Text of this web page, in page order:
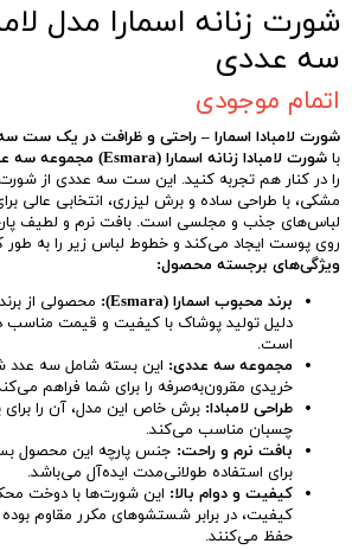
شورت زنانه اسمارا مدل
سه عددی
اتمام موجودی
شورت لامبادا اسمارا – راحتی و ظرافت در یک ست
باشورت لامبادا زنانه اسمارا (Esmara) مجموعه سه عددی
را در کنار هم تجربه کنید. این ست سه عددی از
مشکی، با طراحی ساده و برش لیزری، انتخابی عالی
لباس‌های جذب و مجلسی است. بافت نرم و لطیف
روی پوست ایجاد می‌کند و خطوط لباس زیر را به
ویژگی‌های برجسته محصول:
برند محبوب اسمارا (Esmara):
محصولی از
دلیل تولید پوشاک با کیفیت و قیمت مناسب
است.
مجموعه سه عددی: این بسته شامل سه
خریدی مقرون‌به‌صرفه را برای شما فراهم
طراحی لامبادا: برش خاص این مدل، آن را
چسبان مناسب می‌کند.
بافت نرم و راحت: جنس پارچه این محصول
برای استفاده طولانی‌مدت ایده‌آل می‌باشد.
کیفیت و دوام بالا: این شورت‌ها با دوخت
کیفیت، در برابر شستشوهای مکرر مقاوم
حفظ می‌کنند.